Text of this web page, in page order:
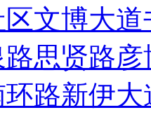
文博大道
思贤路
路新伊大